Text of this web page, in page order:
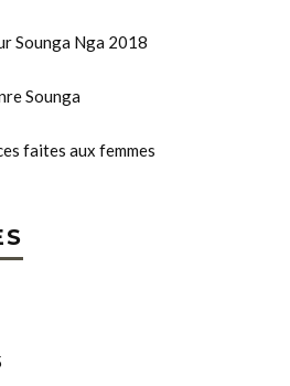
Sounga Nga 2018
Sounga
faites aux femmes